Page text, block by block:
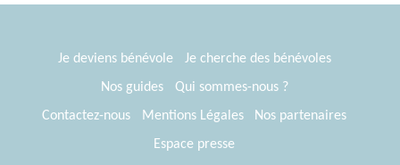
Je deviens bénévole
Je cherche des bénévoles
Nos guides
Qui sommes-nous ?
Contactez-nous
Mentions Légales
Nos partenaires
Espace presse